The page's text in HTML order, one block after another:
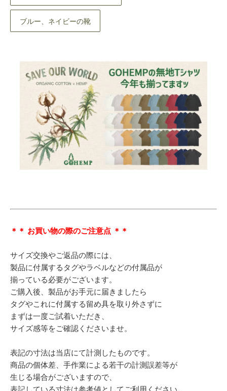
ブルー、ネイビーの靴
＊＊ お買い物の際のご注意点 ＊＊
サイズ交換やご返品の際には、
製品に付属するタグやラベルなどの付属品が
揃っている必要がございます。
ご購入後、製品がお手元に届きましたら
タグやこれに付属する留め具を取り外さずに
まずは一度ご試着いただき、
サイズ感等をご確認くださいませ。
表記の寸法は当店にて計測したものです。
商品の個体差、手作業による若干の計測誤差等が
生じる場合がございますので、